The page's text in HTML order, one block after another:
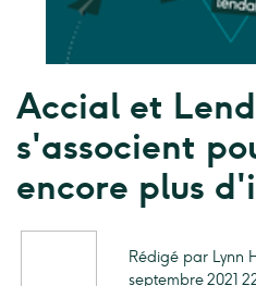
Accial et
s'associent
encore plus
Rédigé par Lynn
septembre 2021